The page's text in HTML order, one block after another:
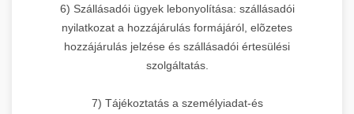
6) Szállásadói ügyek lebonyolítása: szállásadói
nyilatkozat a hozzájárulás formájáról, elõzetes
hozzájárulás jelzése és szállásadói értesülési
szolgáltatás.
7) Tájékoztatás a személyiadat-és